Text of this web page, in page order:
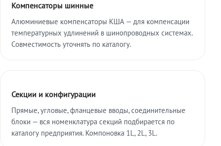
Компенсаторы шинные
Алюминиевые компенсаторы КША — для компенсации
температурных удлинений в шинопроводных системах.
Совместимость уточнять по каталогу.
Секции и конфигурации
Прямые, угловые, фланцевые вводы, соединительные
блоки — вся номенклатура секций подбирается по
каталогу предприятия. Компоновка 1L, 2L, 3L.